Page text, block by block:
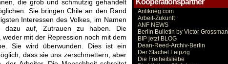
die grob und schmutzig gehandelt
Sie bringen Chile an den Rand
Interessen des Volkes, im Namen
dazu auf, Zutrauen zu haben. Die
mit der Repression noch mit dem
Sie wird überwunden. Dies ist ein
dass sie uns zerschmettern, aber
Kooperationspartner
Antikrieg.com
Arbeit-Zukunft
ANF NEWS
Berlin Bulletin by Victor Grossman
BIP jetzt BLOG
Dean-Reed-Archiv-Berlin
Der Stachel Leipzig
Die Freiheitsliebe